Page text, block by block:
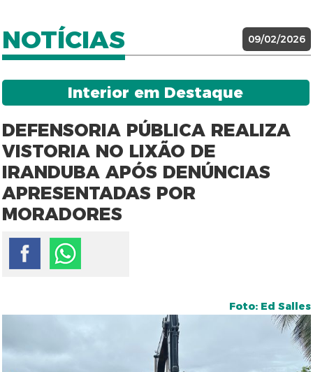
NOTÍCIAS 09/02/2026
Interior em Destaque
DEFENSORIA PÚBLICA REALIZA
VISTORIA NO LIXÃO DE
IRANDUBA APÓS DENÚNCIAS
APRESENTADAS POR
MORADORES
Foto: Ed Salles